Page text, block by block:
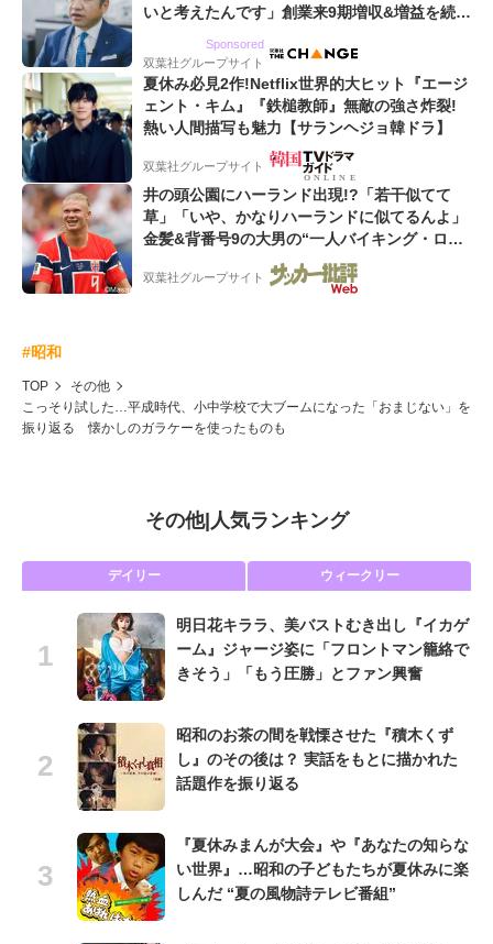
いと考えたんです」創業来9期増収&増益を続け
Sponsored
双葉社グループサイト
夏休み必見2作!Netflix世界的大ヒット『エージ
ェント・キム』『鉄槌教師』無敵の強さ炸裂!
熱い人間描写も魅力【サランヘジョ韓ドラ】
双葉社グループサイト
井の頭公園にハーランド出現!?「若干似てて
草」「いや、かなりハーランドに似てるんよ」
金髪&背番号9の大男の“一人バイキング・ロ
ー”映像が話題!「元気をもらった」
双葉社グループサイト
#昭和
TOP
その他
こっそり試した…平成時代、小中学校で大ブームになった「おまじない」を
振り返る 懐かしのガラケーを使ったものも
その他| 人気ランキング
デイリー ウィークリー
明日花キララ、美バストむき出し『イカゲ
ーム』ジャージ姿に「フロントマン籠絡で
きそう」「もう圧勝」とファン興奮
昭和のお茶の間を戦慄させた『積木くず
し』のその後は？ 実話をもとに描かれた
話題作を振り返る
『夏休みまんが大会』や『あなたの知らな
い世界』…昭和の子どもたちが夏休みに楽
しんだ “夏の風物詩テレビ番組”